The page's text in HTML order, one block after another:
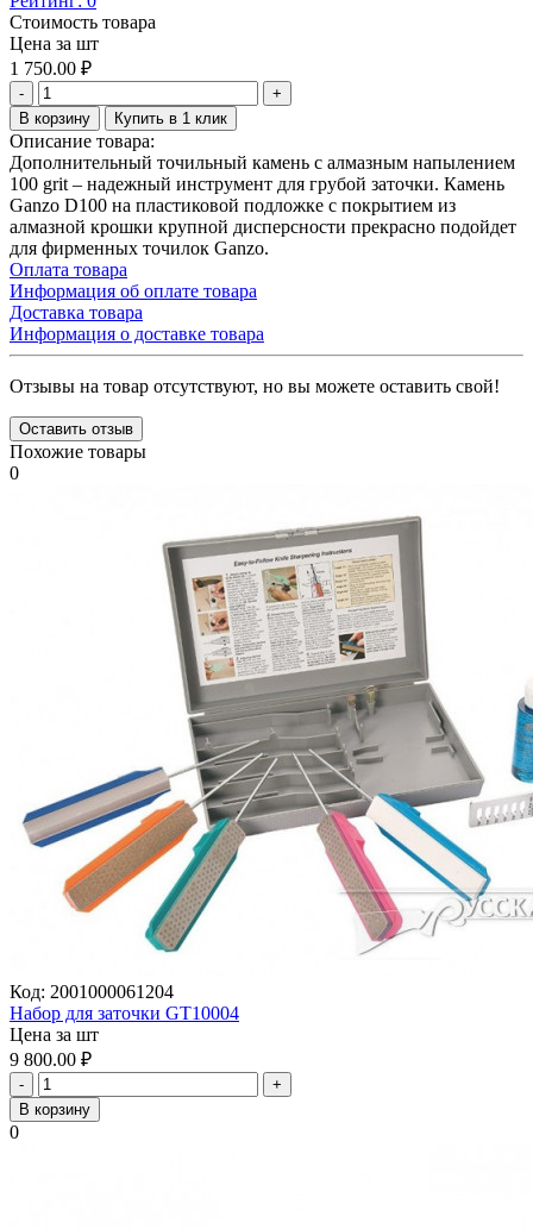
Стоимость товара
Цена за шт
1 750.00 ₽
-
+
В корзину
Купить в 1 клик
Описание товара:
Дополнительный точильный камень с алмазным напылением
100 grit – надежный инструмент для грубой заточки. Камень
Ganzo D100 на пластиковой подложке с покрытием из
алмазной крошки крупной дисперсности прекрасно подойдет
для фирменных точилок Ganzo.
Оплата товара
Информация об оплате товара
Доставка товара
Информация о доставке товара
Отзывы на товар отсутствуют, но вы можете оставить свой!
Оставить отзыв
Похожие товары
0
Код: 2001000061204
Набор для заточки GT10004
Цена за шт
9 800.00 ₽
-
+
В корзину
0